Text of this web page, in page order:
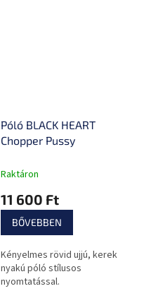
Póló BLACK HEART
Chopper Pussy
Raktáron
11 600 Ft
BŐVEBBEN
Kényelmes rövid ujjú, kerek
nyakú póló stílusos
nyomtatással.